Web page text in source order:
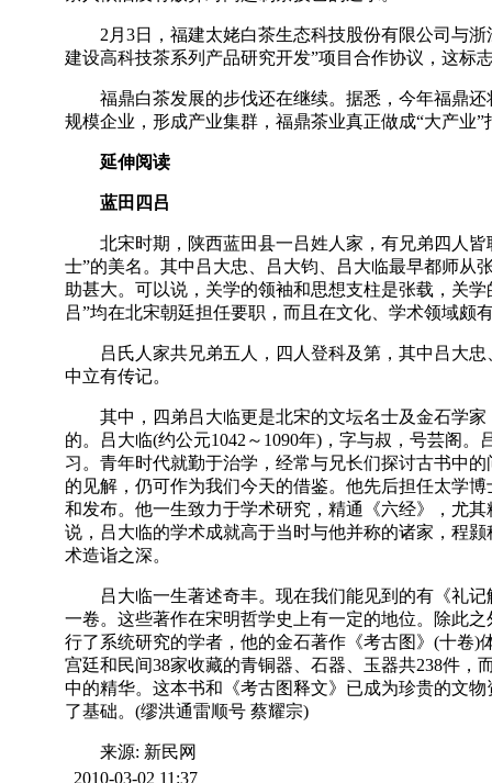
2月3日，福建太姥白茶生态科技股份有限公司与浙
建设高科技茶系列产品研究开发”项目合作协议，这标
福鼎白茶发展的步伐还在继续。据悉，今年福鼎还
规模企业，形成产业集群，福鼎茶业真正做成“大产业”
延伸阅读
蓝田四吕
北宋时期，陕西蓝田县一吕姓人家，有兄弟四人皆
士”的美名。其中吕大忠、吕大钧、吕大临最早都师从
助甚大。可以说，关学的领袖和思想支柱是张载，关
吕”均在北宋朝廷担任要职，而且在文化、学术领域颇
吕氏人家共兄弟五人，四人登科及第，其中吕大忠
中立有传记。
其中，四弟吕大临更是北宋的文坛名士及金石学家
的。吕大临(约公元1042～1090年)，字与叔，号芸阁
习。青年时代就勤于治学，经常与兄长们探讨古书中
的见解，仍可作为我们今天的借鉴。他先后担任太学
和发布。他一生致力于学术研究，精通《六经》，尤
说，吕大临的学术成就高于当时与他并称的诸家，程
术造诣之深。
吕大临一生著述奇丰。现在我们能见到的有《礼记
一卷。这些著作在宋明哲学史上有一定的地位。除此
行了系统研究的学者，他的金石著作《考古图》(十卷)
宫廷和民间38家收藏的青铜器、石器、玉器共238件，
中的精华。这本书和《考古图释文》已成为珍贵的文
了基础。(缪洪通雷顺号 蔡耀宗)
来源: 新民网
2010-03-02 11:37